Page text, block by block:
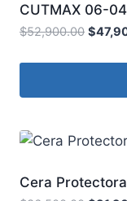
CUTMAX 06-
$52,900.00 $
Cera